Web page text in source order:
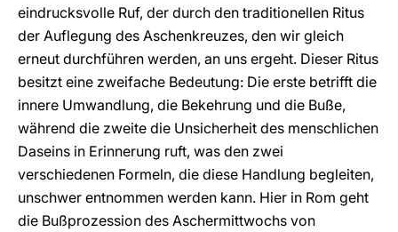
eindrucksvolle Ruf, der durch den traditionellen Ritus
der Auflegung des Aschenkreuzes, den wir gleich
erneut durchführen werden, an uns ergeht. Dieser Ritus
besitzt eine zweifache Bedeutung: Die erste betrifft die
innere Umwandlung, die Bekehrung und die Buße,
während die zweite die Unsicherheit des menschlichen
Daseins in Erinnerung ruft, was den zwei
verschiedenen Formeln, die diese Handlung begleiten,
unschwer entnommen werden kann. Hier in Rom geht
die Bußprozession des Aschermittwochs von